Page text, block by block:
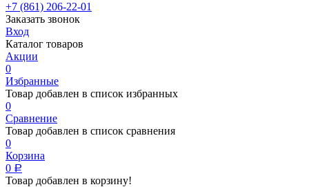
+7 (861) 206-22-01
Заказать звонок
Вход
Каталог товаров
Акции
0
Избранные
Товар добавлен в список избранных
0
Сравнение
Товар добавлен в список сравнения
0
Корзина
0 Р
Товар добавлен в корзину!